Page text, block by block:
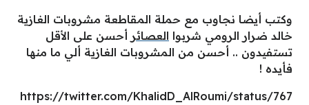
وكتب أيضا نجاوب مع حملة المقاطعة مشروبات الغازية
خالد ضرار الرومي شربوا العصائر أحسن على الأقل
تستفيدون .. أحسن من المشروبات الغازية ألي ما منها
فأيده !
https://twitter.com/KhalidD_AlRoumi/status/767